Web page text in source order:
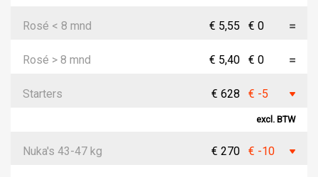
Rosé < 8 mnd € 5,55 € 0
Rosé > 8 mnd € 5,40 € 0
Starters € 628 € -5
excl. BTW
Nuka's 43-47 kg € 270 € -10